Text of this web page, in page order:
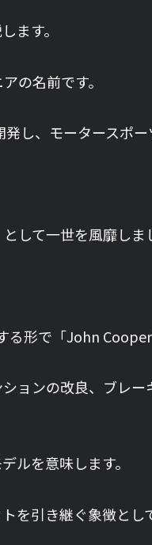
ます。
の名前です。
し、モータースポー
して一世を風靡しま
形で「John
ョンの改良、ブレ
ルを意味します。
を引き継ぐ象徴とし